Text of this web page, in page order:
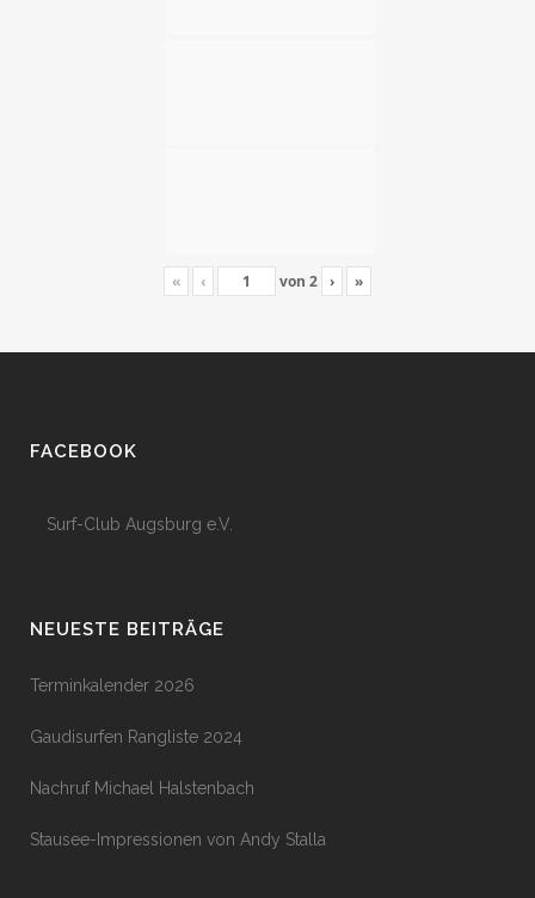
« ‹ von 2 › »
FACEBOOK
Surf-Club Augsburg e.V.
NEUESTE BEITRÄGE
Terminkalender 2026
Gaudisurfen Rangliste 2024
Nachruf Michael Halstenbach
Stausee-Impressionen von Andy Stalla